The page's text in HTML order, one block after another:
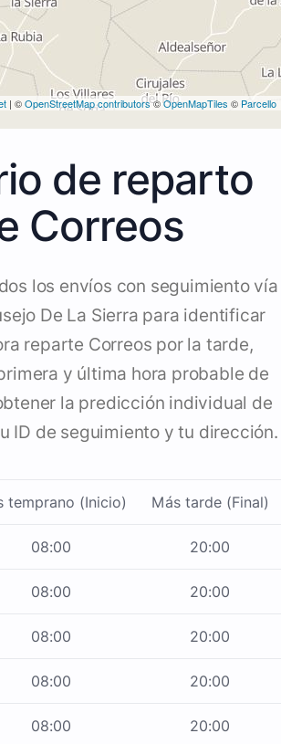
| ©OpenStreetMap contributors©OpenMapTiles © Parcello
de reparto
Correos
los envíos con seguimiento vía
De La Sierra para identificar
reparte Correos por la tarde,
y última hora probable de
la predicción individual de
ID de seguimiento y tu dirección.
temprano (Inicio) Más tarde (Final)
08:00 20:00
08:00 20:00
08:00 20:00
08:00 20:00
08:00 20:00